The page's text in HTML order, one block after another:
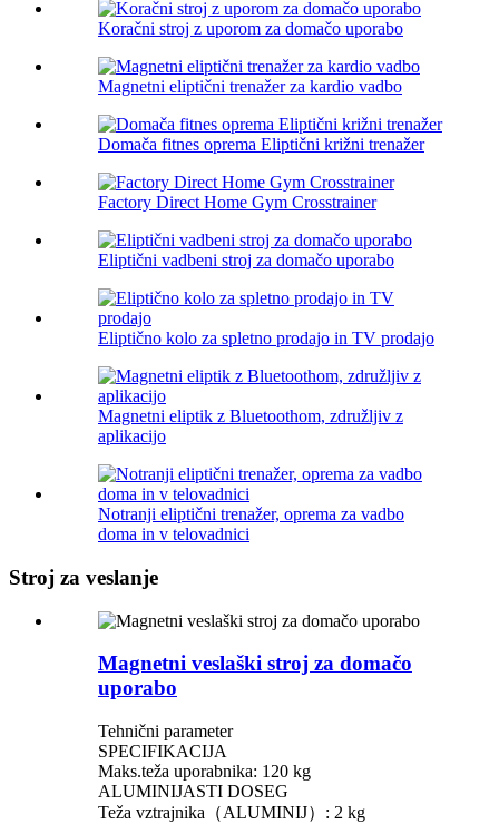
Koračni stroj z uporom za domačo uporabo
Magnetni eliptični trenažer za kardio vadbo
Domača fitnes oprema Eliptični križni trenažer
Factory Direct Home Gym Crosstrainer
Eliptični vadbeni stroj za domačo uporabo
Eliptično kolo za spletno prodajo in TV prodajo
Magnetni eliptik z Bluetoothom, združljiv z
aplikacijo
Notranji eliptični trenažer, oprema za vadbo
doma in v telovadnici
Stroj za veslanje
Magnetni veslaški stroj za domačo
uporabo
Tehnični parameter
SPECIFIKACIJA
Maks.teža uporabnika: 120 kg
ALUMINIJASTI DOSEG
Teža vztrajnika（ALUMINIJ）: 2 kg